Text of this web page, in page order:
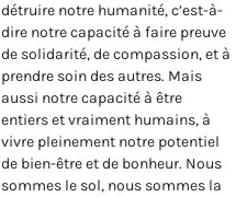
détruire notre humanité, c’est-à-
dire notre capacité à faire preuve
de solidarité, de compassion, et à
prendre soin des autres. Mais
aussi notre capacité à être
entiers et vraiment humains, à
vivre pleinement notre potentiel
de bien-être et de bonheur. Nous
sommes le sol, nous sommes la